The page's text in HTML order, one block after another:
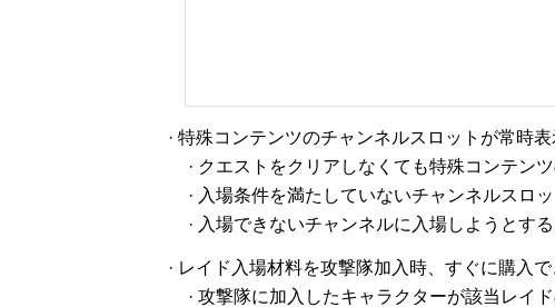
· 特殊コンテンツのチャンネルスロットが常時
· クエストをクリアしなくても特殊コンテン
· 入場条件を満たしていないチャンネルスロ
· 入場できないチャンネルに入場しようとす
· レイド入場材料を攻撃隊加入時、すぐに購入
· 攻撃隊に加入したキャラクターが該当レイ